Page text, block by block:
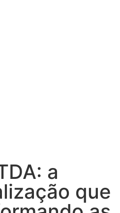
a
que